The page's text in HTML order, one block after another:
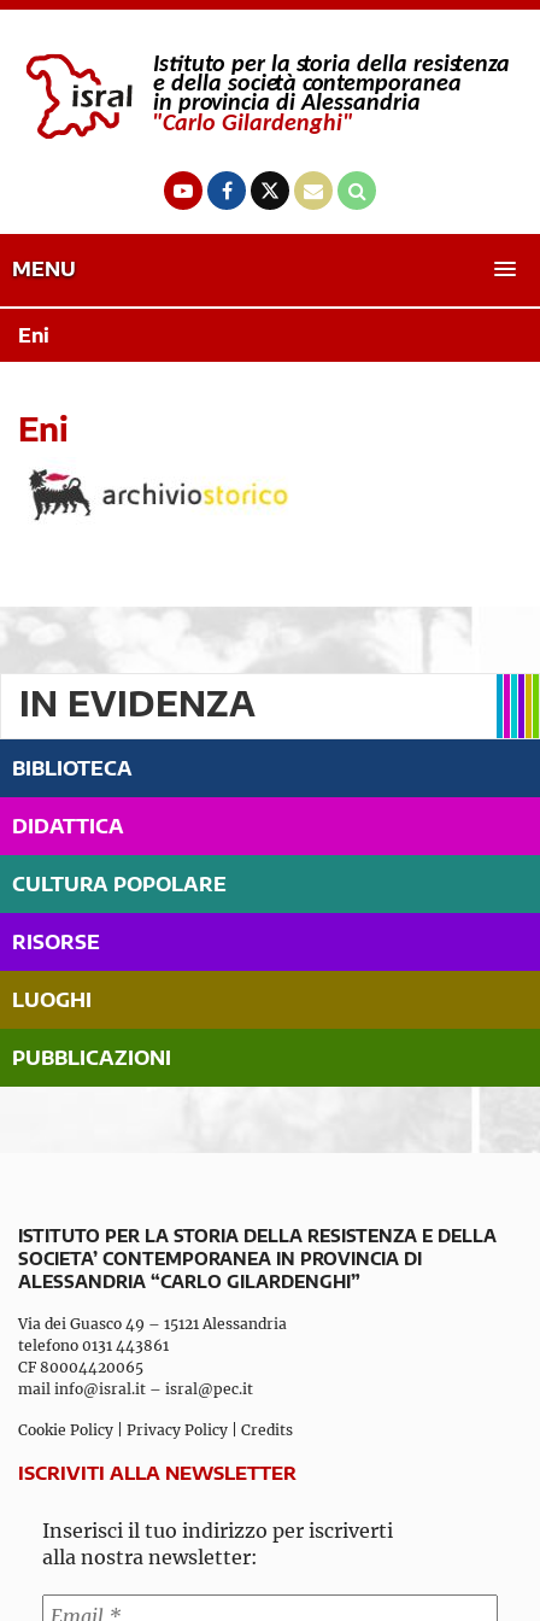
MENU
Eni
Eni
IN EVIDENZA
BIBLIOTECA
DIDATTICA
CULTURA POPOLARE
RISORSE
LUOGHI
PUBBLICAZIONI
ISTITUTO PER LA STORIA DELLA RESISTENZA E DELLA
SOCIETA’ CONTEMPORANEA IN PROVINCIA DI
ALESSANDRIA “CARLO GILARDENGHI”
Via dei Guasco 49 – 15121 Alessandria
telefono 0131 443861
CF 80004420065
mail info@isral.it – isral@pec.it
Cookie Policy Privacy Policy Credits
ISCRIVITI ALLA NEWSLETTER
Inserisci il tuo indirizzo per iscriverti
alla nostra newsletter: